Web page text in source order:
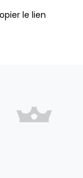
le lien